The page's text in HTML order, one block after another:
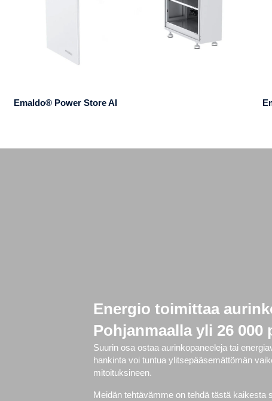
Emaldo® Power Store AI
Energio toimittaa
Pohjanmaalla yli 26
Suurin osa ostaa aurinkopaneeleja tai
hankinta voi tuntua ylitsepääsemättömän
mitoituksineen.
Meidän tehtävämme on tehdä tästä kaikesta